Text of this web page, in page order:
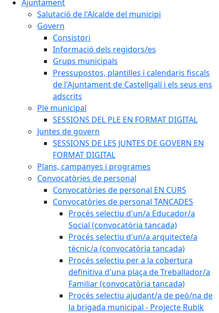
Ajuntament
Salutació de l'Alcalde del municipi
Govern
Consistori
Informació dels regidors/es
Grups municipals
Pressupostos, plantilles i calendaris fiscals
de l'Ajuntament de Castellgalí i els seus ens
adscrits
Ple municipal
SESSIONS DEL PLE EN FORMAT DIGITAL
Juntes de govern
SESSIONS DE LES JUNTES DE GOVERN EN
FORMAT DIGITAL
Plans, campanyes i programes
Convocatòries de personal
Convocatòries de personal EN CURS
Convocatòries de personal TANCADES
Procés selectiu d'un/a Educador/a
Social (convocatòria tancada)
Procés selectiu d'un/a arquitecte/a
tècnic/a (convocatòria tancada)
Procés selectiu per a la cobertura
definitiva d'una plaça de Treballador/a
Familiar (convocatòria tancada)
Procés selectiu ajudant/a de peó/na de
la brigada municipal - Projecte Rubik